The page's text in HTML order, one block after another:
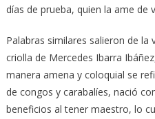
días de prueba, quien la ame de
Palabras similares salieron de
criolla de Mercedes Ibarra
manera amena y coloquial se
de congos y carabalíes, nació
beneficios al tener maestro, lo